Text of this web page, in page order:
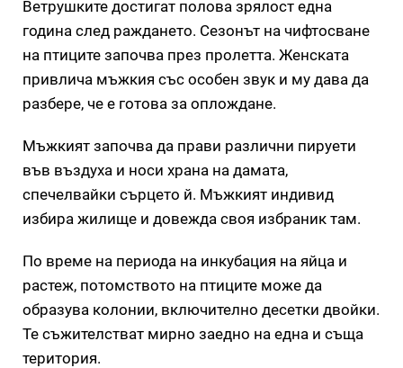
Ветрушките достигат полова зрялост една
година след раждането. Сезонът на чифтосване
на птиците започва през пролетта. Женската
привлича мъжкия със особен звук и му дава да
разбере, че е готова за оплождане.
Мъжкият започва да прави различни пируети
във въздуха и носи храна на дамата,
спечелвайки сърцето й. Мъжкият индивид
избира жилище и довежда своя избраник там.
По време на периода на инкубация на яйца и
растеж, потомството на птиците може да
образува колонии, включително десетки двойки.
Те съжителстват мирно заедно на една и съща
територия.